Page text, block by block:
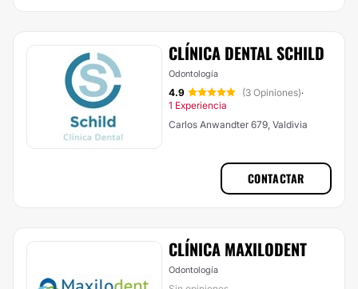
CLÍNICA DENTAL SCHILD
Odontología
4.9 (3 Opiniones)·
1 Experiencia
Carlos Anwandter 679, Valdivia
CONTACTAR
CLÍNICA MAXILODENT
Odontología